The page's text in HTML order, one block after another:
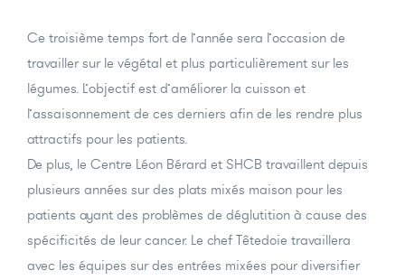
Ce troisième temps fort de l’année sera l’occasion de
travailler sur le végétal et plus particulièrement sur les
légumes. L’objectif est d’améliorer la cuisson et
l’assaisonnement de ces derniers afin de les rendre plus
attractifs pour les patients.
De plus, le Centre Léon Bérard et SHCB travaillent depuis
plusieurs années sur des plats mixés maison pour les
patients ayant des problèmes de déglutition à cause des
spécificités de leur cancer. Le chef Têtedoie travaillera
avec les équipes sur des entrées mixées pour diversifier